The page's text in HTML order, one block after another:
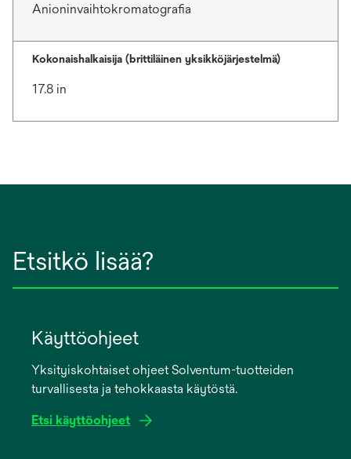
Anioninvaihtokromatografia
Kokonaishalkaisija (brittiläinen yksikköjärjestelmä)
17.8 in
Etsitkö lisää?
Käyttöohjeet
Yksityiskohtaiset ohjeet Solventum-tuotteiden
turvallisesta ja tehokkaasta käytöstä.
Etsi käyttöohjeet